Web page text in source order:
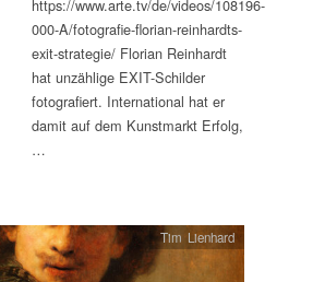
https://www.arte.tv/de/videos/108196-
000-A/fotografie-florian-reinhardts-
exit-strategie/ Florian Reinhardt
hat unzählige EXIT-Schilder
fotografiert. International hat er
damit auf dem Kunstmarkt Erfolg,
…
Tim Lienhard